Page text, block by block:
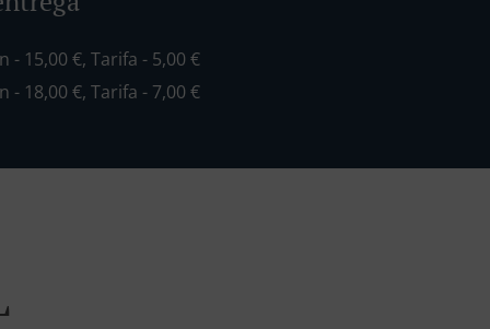
- 15,00 €, Tarifa - 5,00 €
- 18,00 €, Tarifa - 7,00 €